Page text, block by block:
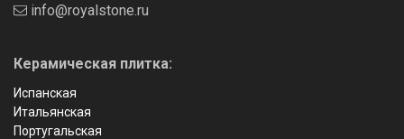
info@royalstone.ru
Керамическая плитка:
Испанская
Итальянская
Португальская